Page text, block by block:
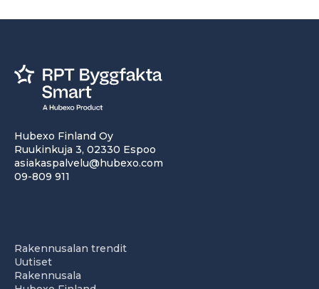
Hubexo Finland Oy
Ruukinkuja 3, 02330 Espoo
asiakaspalvelu@hubexo.com
09-809 911
Rakennusalan trendit
Uutiset
Rakennusala